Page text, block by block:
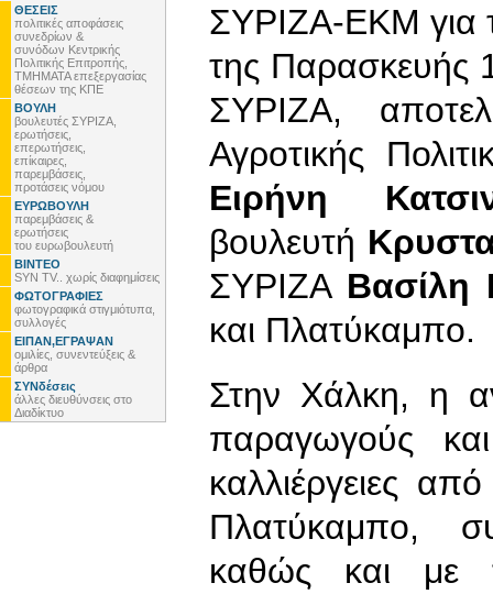
ΘΕΣΕΙΣ
πολιτικές αποφάσεις
συνεδρίων &
συνόδων Κεντρικής
Πολιτικής Επιτροπής,
ΤΜΗΜΑΤΑ επεξεργασίας
θέσεων της ΚΠΕ
ΒΟΥΛΗ
βουλευτές ΣΥΡΙΖΑ,
ερωτήσεις,
επερωτήσεις,
επίκαιρες,
παρεμβάσεις,
προτάσεις νόμου
ΕΥΡΩΒΟΥΛΗ
παρεμβάσεις &
ερωτήσεις
του ευρωβουλευτή
ΒΙΝΤΕΟ
SYN TV.. χωρίς διαφημίσεις
ΦΩΤΟΓΡΑΦΙΕΣ
φωτογραφικά στιγμιότυπα,
συλλογές
ΕΙΠΑΝ,ΕΓΡΑΨΑΝ
ομιλίες, συνεντεύξεις &
άρθρα
ΣΥΝδέσεις
άλλες διευθύνσεις στο
Διαδίκτυο
ΣΥΡΙΖΑ-ΕΚΜ για
της Παρασκευής
ΣΥΡΙΖΑ,
Αγροτικής
Ειρήνη
βουλευτή
ΣΥΡΙΖΑ Βασίλη
και Πλατύκαμπο.
Στην Χάλκη, η
παραγωγούς και
καλλιέργειες
Πλατύκαμπο,
καθώς και με